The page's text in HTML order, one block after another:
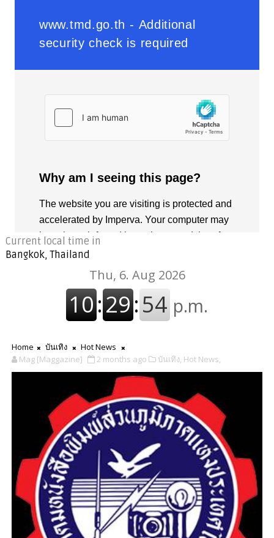
Current local time in
Bangkok, Thailand
Home บันเทิง
Hot News
Mag [Maggazine]
2 months ago บันเทิง, Hot News,